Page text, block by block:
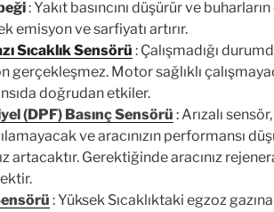
: Yakıt basıncını düşürür ve buharların
emisyon ve sarfiyatı artırır.
Sıcaklık Sensörü : Çalışmadığı
gerçekleşmez. Motor sağlıklı
doğrudan etkiler.
(DPF) Basınç Sensörü :Arızalı
ve aracınızın performansı
artacaktır. Gerektiğinde aracınız
: Yüksek Sıcaklıktaki egzoz